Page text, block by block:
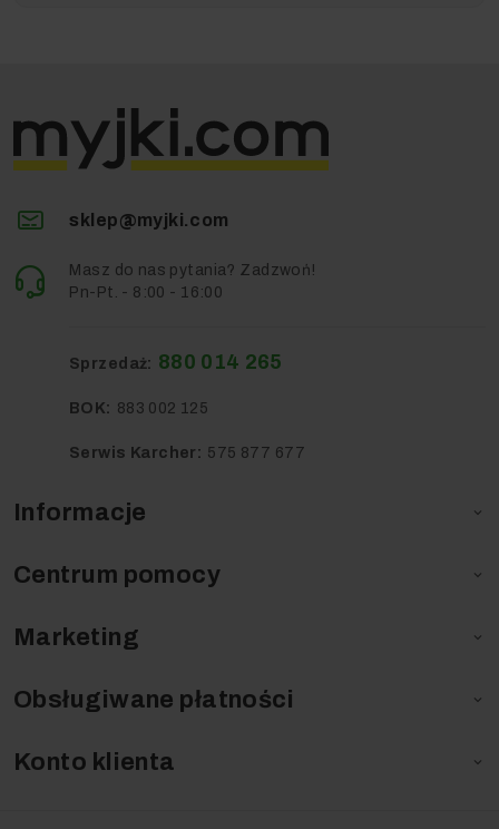
Informacje 
Centrum pomocy 
Marketing 
Obsługiwane płatności 
Konto klienta 
sklep@myjki.com
Masz do nas pytania? Zadzwoń!
Pn-Pt. - 8:00 - 16:00
Sprzedaż: 880 014 265
BOK: 883 002 125
Serwis Karcher: 575 877 677